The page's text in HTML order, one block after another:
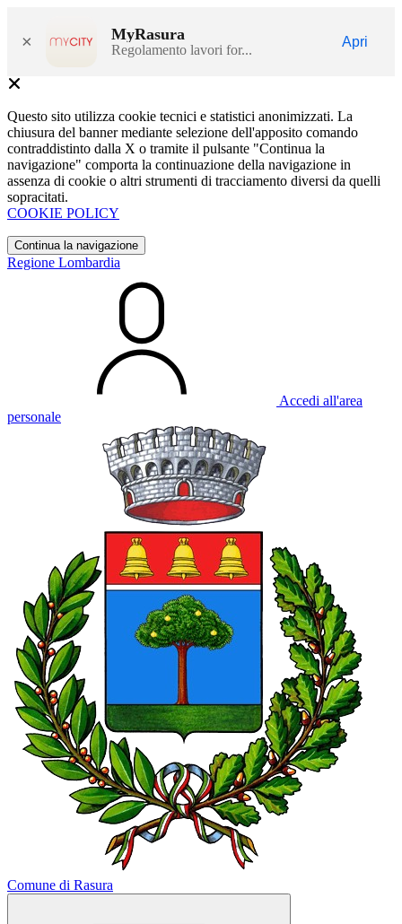
× MyRasura
Regolamento lavori for...
Apri
Questo sito utilizza cookie tecnici e statistici anonimizzati. La
chiusura del banner mediante selezione dell'apposito comando
contraddistinto dalla X o tramite il pulsante "Continua la
navigazione" comporta la continuazione della navigazione in
assenza di cookie o altri strumenti di tracciamento diversi da quelli
sopracitati.
COOKIE POLICY
Continua la navigazione
Regione Lombardia
Accedi all'area
personale
Comune di Rasura